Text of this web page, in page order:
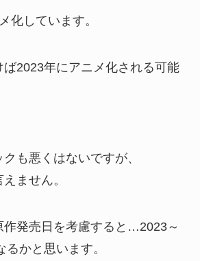
化しています。
ば2023年にアニメ化される可能
も悪くはないですが、
ません。
作発売日を考慮すると…2023～
かと思います。